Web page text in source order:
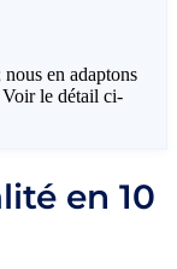
en adaptons
le détail ci-
en 10